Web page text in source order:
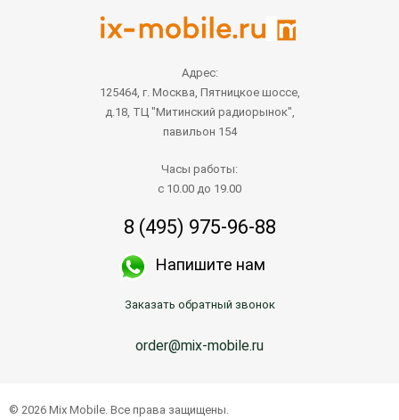
Адрес:
125464, г. Москва, Пятницкое шоссе,
д.18, ТЦ "Митинский радиорынок",
павильон 154
Часы работы:
с 10.00 до 19.00
8 (495) 975-96-88
Напишите нам
Заказать обратный звонок
order@mix-mobile.ru
© 2026 Mix Mobile. Все права защищены.